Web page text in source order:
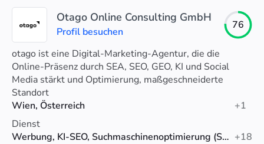
Otago Online Consulting GmbH
Profil besuchen
76
otago ist eine Digital-Marketing-Agentur, die die
Online-Präsenz durch SEA, SEO, GEO, KI und Social
Media stärkt und Optimierung, maßgeschneiderte
Strategien und Analytics-Unterstützung bietet.
Standort
Wien, Österreich
+1
Dienst
Werbung, KI-SEO, Suchmaschinenoptimierung (SEO) +18